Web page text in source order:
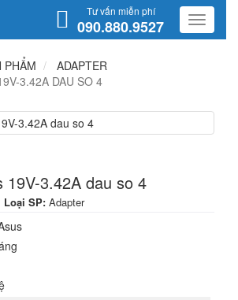
Tư vấn miễn phí
090.880.9527
PHẨM
ADAPTER
3.42A DAU SO 4
19V-3.42A dau so 4
Loại SP: Adapter